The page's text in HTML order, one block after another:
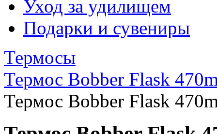
Уход за удилищем
Подарки и сувениры
Термосы
Термос Bobber Flask
Термос Bobber Flask